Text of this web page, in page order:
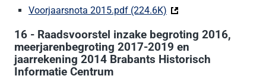
Voorjaarsnota 2015.pdf (224.6K) (Deze link gaat naar
16 - Raadsvoorstel inzake begroting 2016,
meerjarenbegroting 2017-2019 en
jaarrekening 2014 Brabants Historisch
Informatie Centrum